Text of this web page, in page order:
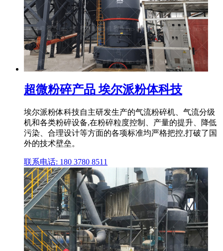
超微粉碎产品 埃尔派粉体科技
埃尔派粉体科技自主研发生产的气流粉碎机、气流分级
机和各类粉碎设备,在粉碎粒度控制、产量的提升、降低
污染、合理设计等方面的各项标准均严格把控,打破了国
外的技术壁垒。
联系电话: 180 3780 8511